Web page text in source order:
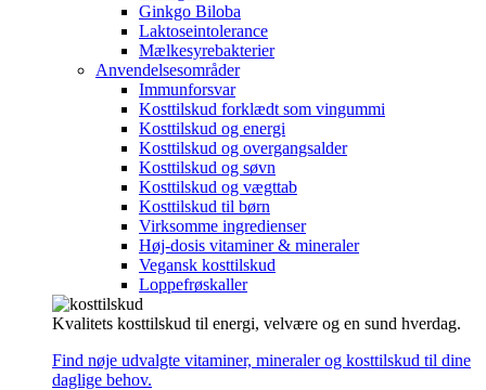
Ginkgo Biloba
Laktoseintolerance
Mælkesyrebakterier
Anvendelsesområder
Immunforsvar
Kosttilskud forklædt som vingummi
Kosttilskud og energi
Kosttilskud og overgangsalder
Kosttilskud og søvn
Kosttilskud og vægttab
Kosttilskud til børn
Virksomme ingredienser
Høj-dosis vitaminer & mineraler
Vegansk kosttilskud
Loppefrøskaller
Kvalitets kosttilskud til energi, velvære og en sund hverdag.
Find nøje udvalgte vitaminer, mineraler og kosttilskud til dine
daglige behov.